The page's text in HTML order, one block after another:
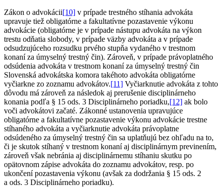
Zákon o advokácii[10] v prípade trestného stíhania advokáta
upravuje tiež obligatórne a fakultatívne pozastavenie výkonu
advokácie (obligatórne je v prípade nástupu advokáta na výkon
trestu odňatia slobody, v prípade väzby advokáta a v prípade
odsudzujúceho rozsudku prvého stupňa vydaného v trestnom
konaní za úmyselný trestný čin). Zároveň, v prípade právoplatného
odsúdenia advokáta v trestnom konaní za úmyselný trestný čin
Slovenská advokátska komora takéhoto advokáta obligatórne
vyčiarkne zo zoznamu advokátov.[11] Vyčiarknutie advokáta z tohto
dôvodu má zároveň za následok aj prerušenie disciplinárneho
konania podľa § 15 ods. 3 Disciplinárneho poriadku,[12] ak bolo
voči advokátovi začaté. Zákonné ustanovenia upravujúce
obligatórne a fakultatívne pozastavenie výkonu advokácie trestne
stíhaného advokáta a vyčiarknutie advokáta právoplatne
odsúdeného za úmyselný trestný čin sa uplatňujú bez ohľadu na to,
či je skutok stíhaný v trestnom konaní aj disciplinárnym previnením,
zároveň však nebránia aj disciplinárnemu stíhaniu skutku po
opätovnom zápise advokáta do zoznamu advokátov, resp. po
ukončení pozastavenia výkonu (avšak za dodržania § 15 ods. 2
a ods. 3 Disciplinárneho poriadku).